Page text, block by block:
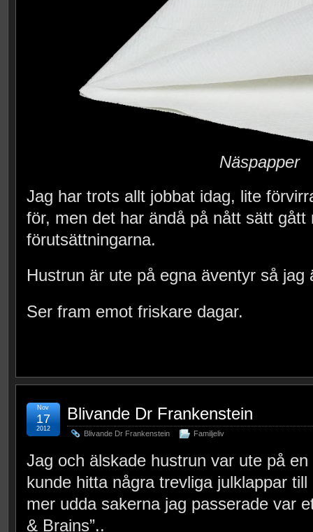
Näspapper
Jag har trots allt jobbat idag, lite
för, men det har ändå på nått sätt
förutsättningarna.
Hustrun är ute på egna äventyr så jag
Ser fram emot friskare dagar.
Blivande Dr Frankenstein
Blivande Dr Frankenstein Familjeliv
Nov
17
2012
Jag och älskade hustrun var ute på
kunde hitta några trevliga julklappar
mer udda sakerna jag passerade var
& Brains”..